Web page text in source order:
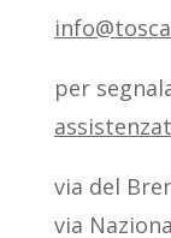
per
​via del
via